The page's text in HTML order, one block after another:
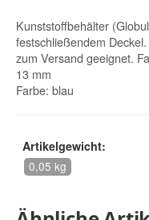
Kunststoffbehälter
festschließendem
zum Versand geeignet.
13 mm
Farbe: blau
Artikelgewicht:
0,05 kg